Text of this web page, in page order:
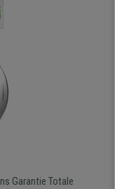
de l'aménagement et ne
regrette pas mon achat.
Garantie Totale